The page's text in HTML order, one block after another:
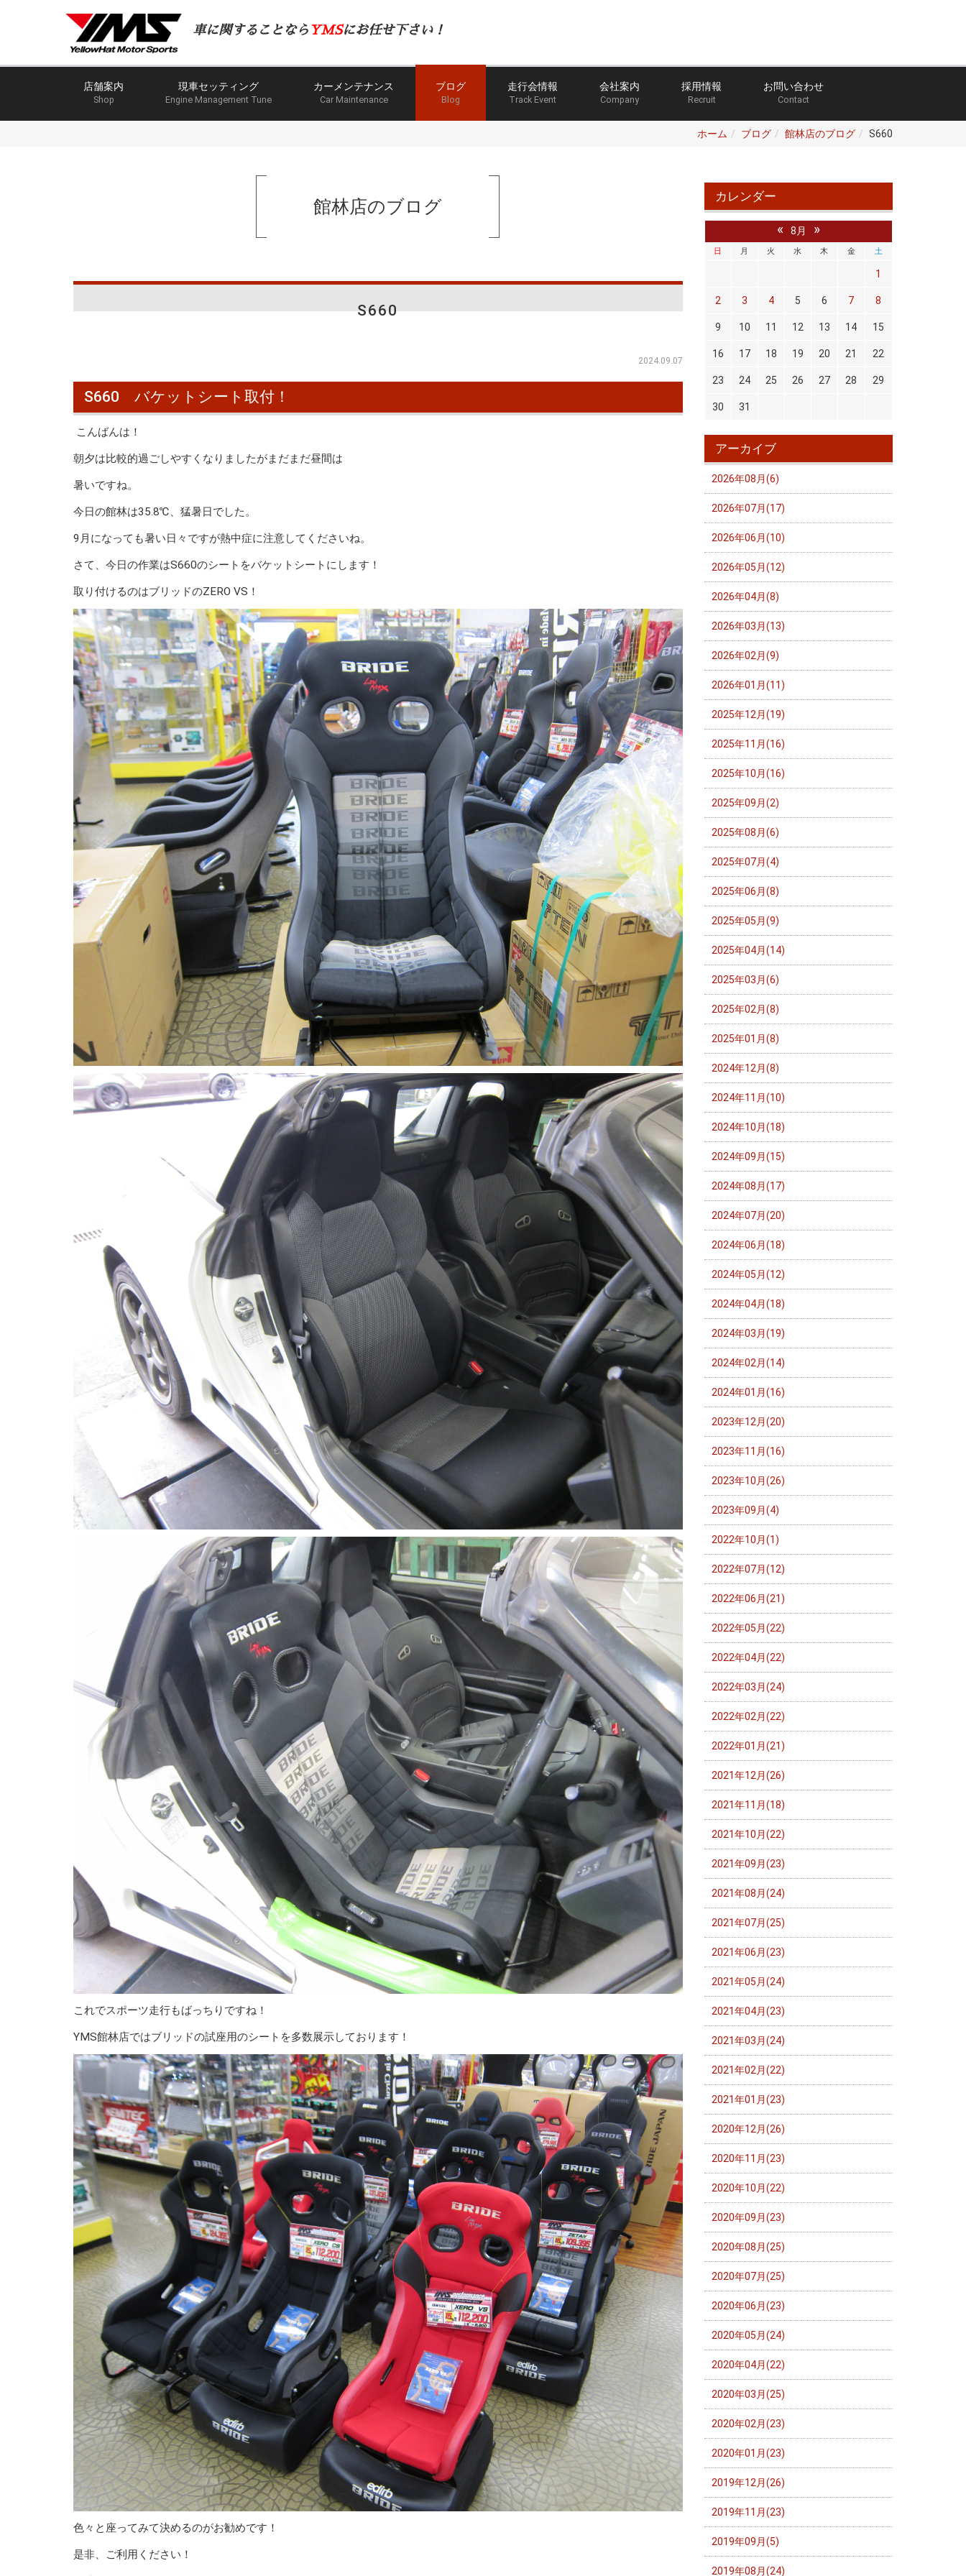
車に関することなら YMSにお任せ下さい！
店舗案内
Shop
現車セッティング
Engine Management Tune
カーメンテナンス
Car Maintenance
ブログ
Blog
走行会情報
Track Event
会社案内
Company
採用情報
Recruit
お問い合わせ
Contact
ホーム ブログ 館林店のブログ S660
館林店のブログ
S660
2024.09.07
S660 バケットシート取付！
こんばんは！
朝夕は比較的過ごしやすくなりましたがまだまだ昼間は
暑いですね。
今日の館林は35.8℃、猛暑日でした。
9月になっても暑い日々ですが熱中症に注意してくださいね。
さて、今日の作業はS660のシートをバケットシートにします！
取り付けるのはブリッドのZERO VS！
これでスポーツ走行もばっちりですね！
YMS館林店ではブリッドの試座用のシートを多数展示しております！
色々と座ってみて決めるのがお勧めです！
是非、ご利用ください！
カレンダー
« 8月 »
日 月 火 水 木 金 土
1
2 3 4 5 6 7 8
9 10 11 12 13 14 15
16 17 18 19 20 21 22
23 24 25 26 27 28 29
30 31
アーカイブ
2026年08月(6)
2026年07月(17)
2026年06月(10)
2026年05月(12)
2026年04月(8)
2026年03月(13)
2026年02月(9)
2026年01月(11)
2025年12月(19)
2025年11月(16)
2025年10月(16)
2025年09月(2)
2025年08月(6)
2025年07月(4)
2025年06月(8)
2025年05月(9)
2025年04月(14)
2025年03月(6)
2025年02月(8)
2025年01月(8)
2024年12月(8)
2024年11月(10)
2024年10月(18)
2024年09月(15)
2024年08月(17)
2024年07月(20)
2024年06月(18)
2024年05月(12)
2024年04月(18)
2024年03月(19)
2024年02月(14)
2024年01月(16)
2023年12月(20)
2023年11月(16)
2023年10月(26)
2023年09月(4)
2022年10月(1)
2022年07月(12)
2022年06月(21)
2022年05月(22)
2022年04月(22)
2022年03月(24)
2022年02月(22)
2022年01月(21)
2021年12月(26)
2021年11月(18)
2021年10月(22)
2021年09月(23)
2021年08月(24)
2021年07月(25)
2021年06月(23)
2021年05月(24)
2021年04月(23)
2021年03月(24)
2021年02月(22)
2021年01月(23)
2020年12月(26)
2020年11月(23)
2020年10月(22)
2020年09月(23)
2020年08月(25)
2020年07月(25)
2020年06月(23)
2020年05月(24)
2020年04月(22)
2020年03月(25)
2020年02月(23)
2020年01月(23)
2019年12月(26)
2019年11月(23)
2019年09月(5)
2019年08月(24)